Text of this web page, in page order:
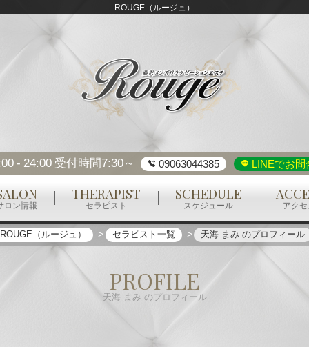
ROUGE（ルージュ）
24:00 受付時間7:30～ 09063044385 LINEでお問
ロン情報
THERAPIST
セラピスト
SCHEDULE
スケジュール アク
ROUGE（ルージュ） セラピスト一覧 天海 まみ のプロフィール
PROFILE
天海 まみ のプロフィール